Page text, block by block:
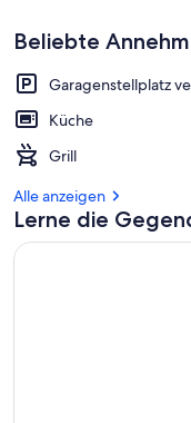
Beliebte
Garagenstellplatz
Küche
Grill
Alle anzeigen
Lerne die